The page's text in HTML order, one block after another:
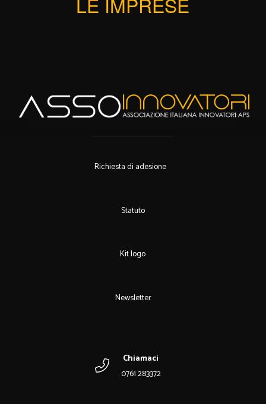
Richiesta di adesione
Statuto
Kit logo
Newsletter
Chiamaci
0761 283372